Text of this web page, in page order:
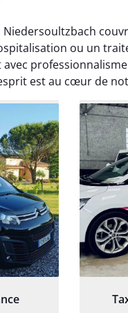
Niedersoultzbach
ou un
est au cœur de
Très
tout